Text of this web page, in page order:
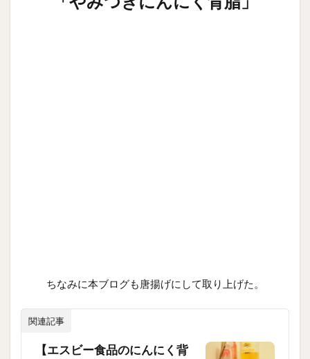
ちなみに本ブログも唐揚げにして取り上げた。
関連記事
【エスビー食品のにんにく背